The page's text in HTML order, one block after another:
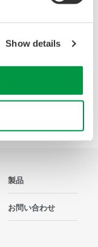
Show details
製品
お問い合わせ